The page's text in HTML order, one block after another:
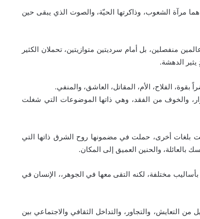
مرآة الشعوب، وذاكرتها الحيّة، والصوت الذي يبقى حين
منفصلين، بل أمام سرديتين متوازيتين، تحملان الكثير
يثير الدهشة.
بقوة، الفلاح، الأم، المقاتل، العاشق، والمنفي.
والخوف من الفقد، وهي ذاتها الموضوعات التي شغلت
بلغات أخرى، حملت في مضمونها روح الشرق ذاتها التي
بالعائلة، والحنين العميق إلى المكان.
مختلفة، لكنه التقى معها في الجوهر،، الإنسان في
التعايش، والتجاور، والتداخل الثقافي والاجتماعي بين